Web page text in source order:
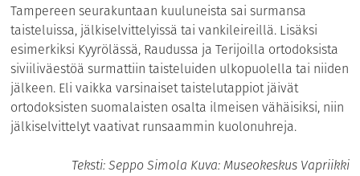
Tampereen seurakuntaan kuuluneista sai surmansa
taisteluissa, jälkiselvittelyissä tai vankileireillä. Lisäksi
esimerkiksi Kyyrölässä, Raudussa ja Terijoilla ortodoksista
siviiliväestöä surmattiin taisteluiden ulkopuolella tai niiden
jälkeen. Eli vaikka varsinaiset taistelutappiot jäivät
ortodoksisten suomalaisten osalta ilmeisen vähäisiksi, niin
jälkiselvittelyt vaativat runsaammin kuolonuhreja.
Teksti: Seppo Simola Kuva: Museokeskus Vapriikki